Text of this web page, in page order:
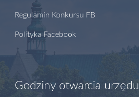
Regulamin Konkursu FB
Polityka Facebook
Godziny otwarcia urzędu